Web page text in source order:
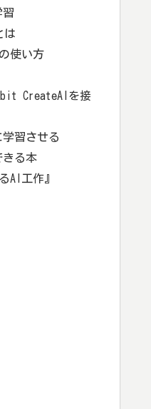
習
は
使い方
CreateAIを接
習させる
きる本
AI工作』